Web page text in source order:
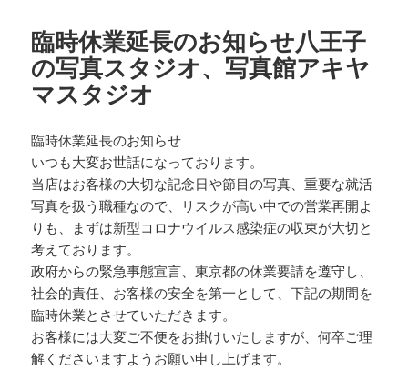
ー
臨時休業延長のお知らせ八王子
の写真スタジオ、写真館アキヤ
マスタジオ
臨時休業延長のお知らせ
いつも大変お世話になっております。
当店はお客様の大切な記念日や節目の写真、重要な就活
写真を扱う職種なので、リスクが高い中での営業再開よ
りも、まずは新型コロナウイルス感染症の収束が大切と
考えております。
政府からの緊急事態宣言、東京都の休業要請を遵守し、
社会的責任、お客様の安全を第一として、下記の期間を
臨時休業とさせていただきます。
お客様には大変ご不便をお掛けいたしますが、何卒ご理
解くださいますようお願い申し上げます。